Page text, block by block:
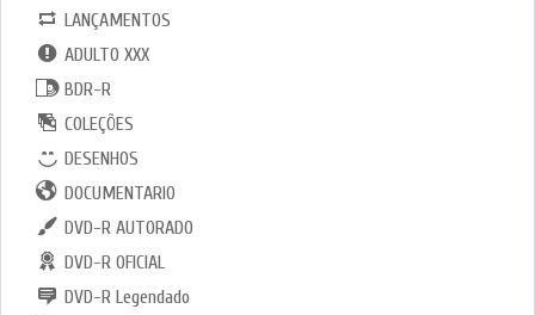
LANÇAMENTOS
ADULTO XXX
BDR-R
COLEÇÕES
DESENHOS
DOCUMENTARIO
DVD-R AUTORADO
DVD-R OFICIAL
DVD-R Legendado